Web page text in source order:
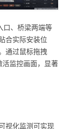
口、桥梁两端等
合实际安装位
通过鼠标拖拽
活监控画面，显著
视化监测可实现